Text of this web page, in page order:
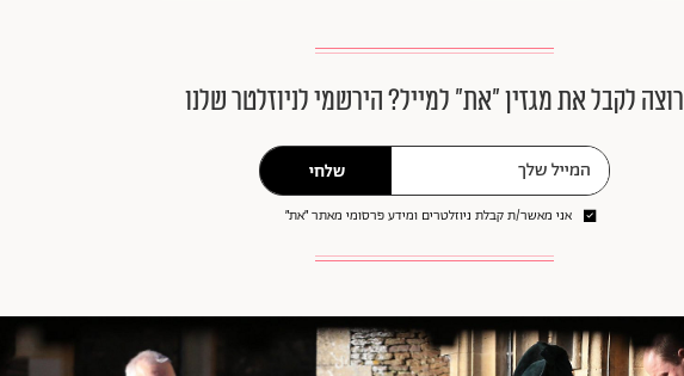
רוצה לקבל את מגזין ״את״ למייל? הירשמי לניוזלטר שלנו
שלחי
אני מאשר/ת קבלת ניוזלטרים ומידע פרסומי מאתר ״את״